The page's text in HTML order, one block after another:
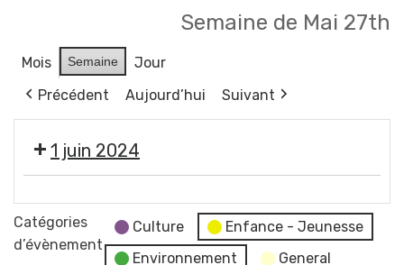
Semaine de Mai 27th
Mois Semaine
Jour
Précédent
Aujourd’hui Suivant
1 juin 2024
vide-
dressing
Catégories
d’évènement
Culture
Enfance - Jeunesse
Environnement
General